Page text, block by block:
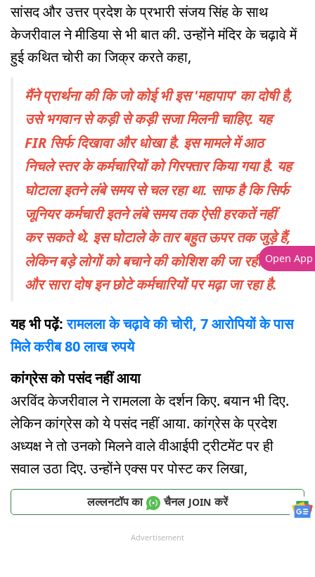
सांसद और उत्तर प्रदेश के प्रभारी संजय सिंह के साथ
केजरीवाल ने मीडिया से भी बात की. उन्होंने मंदिर के चढ़ावे में
हुई कथित चोरी का जिक्र करते कहा,
मैंने प्रार्थना की कि जो कोई भी इस 'महापाप' का दोषी है,
उसे भगवान से कड़ी से कड़ी सजा मिलनी चाहिए. यह
FIR सिर्फ दिखावा और धोखा है. इस मामले में आठ
निचले स्तर के कर्मचारियों को गिरफ्तार किया गया है. यह
घोटाला इतने लंबे समय से चल रहा था. साफ है कि सिर्फ
जूनियर कर्मचारी इतने लंबे समय तक ऐसी हरकतें नहीं
कर सकते थे. इस घोटाले के तार बहुत ऊपर तक जुड़े हैं,
लेकिन बड़े लोगों को बचाने की कोशिश की जा रही है
और सारा दोष इन छोटे कर्मचारियों पर मढ़ा जा रहा है.
यह भी पढ़ें:रामलला के चढ़ावे की चोरी, 7 आरोपियों के पास
मिले करीब 80 लाख रुपये
कांग्रेस को पसंद नहीं आया
अरविंद केजरीवाल ने रामलला के दर्शन किए. बयान भी दिए.
लेकिन कांग्रेस को ये पसंद नहीं आया. कांग्रेस के प्रदेश
अध्यक्ष ने तो उनको मिलने वाले वीआईपी ट्रीटमेंट पर ही
सवाल उठा दिए. उन्होंने एक्स पर पोस्ट कर लिखा,
लल्लनटॉप का चैनल JOIN करें
Advertisement
Open App